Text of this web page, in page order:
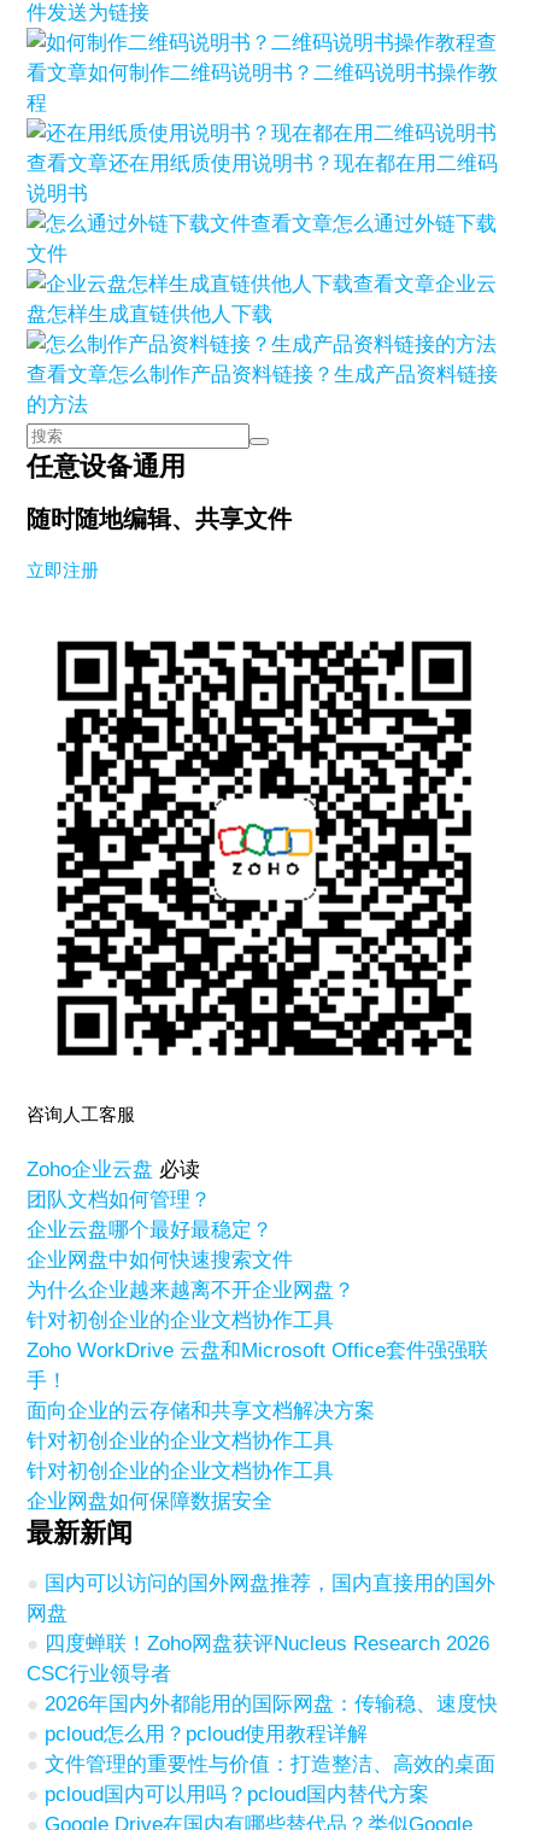
件发送为链接
查
看文章如何制作二维码说明书？二维码说明书操作教
程
查看文章还在用纸质使用说明书？现在都在用二维码
说明书
查看文章怎么通过外链下载
文件
查看文章企业云
盘怎样生成直链供他人下载
查看文章怎么制作产品资料链接？生成产品资料链接
的方法
任意设备通用
随时随地编辑、共享文件
立即注册
咨询人工客服
Zoho企业云盘 必读
团队文档如何管理？
企业云盘哪个最好最稳定？
企业网盘中如何快速搜索文件
为什么企业越来越离不开企业网盘？
针对初创企业的企业文档协作工具
Zoho WorkDrive 云盘和Microsoft Office套件强强联
手！
面向企业的云存储和共享文档解决方案
针对初创企业的企业文档协作工具
针对初创企业的企业文档协作工具
企业网盘如何保障数据安全
最新新闻
国内可以访问的国外网盘推荐，国内直接用的国外
网盘
四度蝉联！Zoho网盘获评Nucleus Research 2026
CSC行业领导者
2026年国内外都能用的国际网盘：传输稳、速度快
pcloud怎么用？pcloud使用教程详解
文件管理的重要性与价值：打造整洁、高效的桌面
pcloud国内可以用吗？pcloud国内替代方案
Google Drive在国内有哪些替代品？类似Google